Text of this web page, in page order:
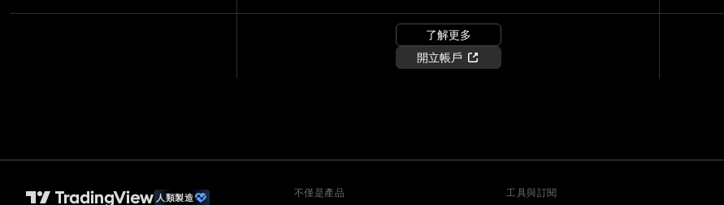
了解更多
開立帳戶
人類製造 不僅是產品 工具與訂閱